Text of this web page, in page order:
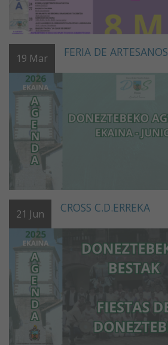
19 Mar FERIA DE ARTESANOS
21 Jun CROSS C.D.ERREKA